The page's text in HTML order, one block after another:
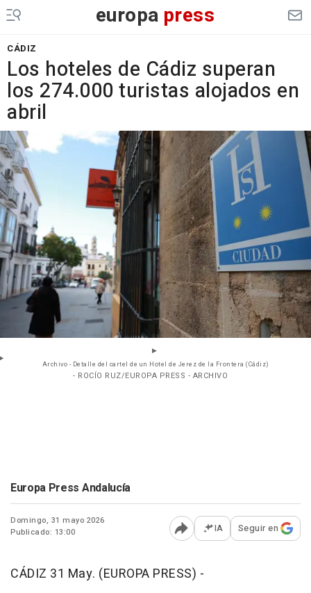
europa press
CÁDIZ
Los hoteles de Cádiz superan
los 274.000 turistas alojados en
abril
Archivo - Detalle del cartel de un Hotel de Jerez de la Frontera (Cádiz)
- ROCÍO RUZ/EUROPA PRESS - ARCHIVO
Europa Press Andalucía
Domingo, 31 mayo 2026
Publicado: 13:00
Abrir opciones para
IA Seguir en
CÁDIZ 31 May. (EUROPA PRESS) -